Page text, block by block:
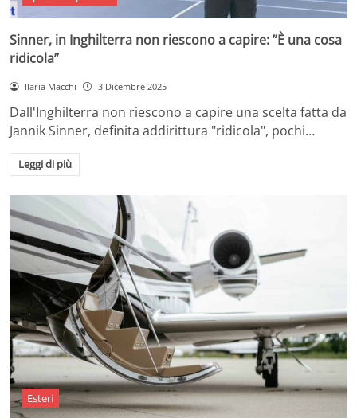
Sinner, in Inghilterra non riescono a capire: ”È una cosa
ridicola”
Ilaria Macchi 3 Dicembre 2025
Dall'Inghilterra non riescono a capire una scelta fatta da
Jannik Sinner, definita addirittura "ridicola", pochi…
Leggi di più
Esteri